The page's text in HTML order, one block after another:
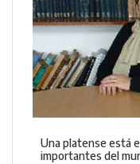
Una platense está
importantes del